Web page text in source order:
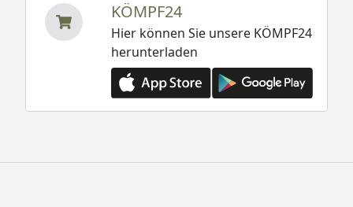
KÖMPF24
Hier können Sie unsere KÖMPF24
herunterladen